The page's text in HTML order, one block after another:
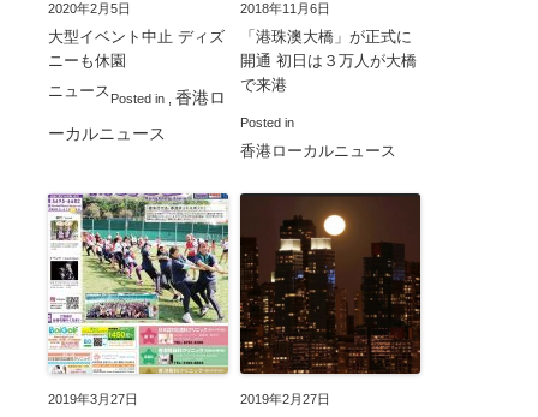
2020年2月5日
大型イベント中止 ディズ
ニーも休園
Posted in
ニュース
香港ロ
ーカルニュース
2018年11月6日
「港珠澳大橋」が正式に
開通 初日は３万人が大橋
で来港
Posted in
香港ローカルニュース
2019年3月27日 2019年2月27日